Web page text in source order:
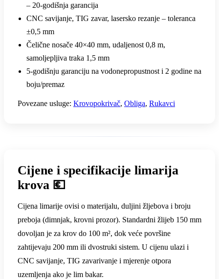
– 20-godišnja garancija
CNC savijanje, TIG zavar, lasersko rezanje – toleranca
±0,5 mm
Čelične nosače 40×40 mm, udaljenost 0,8 m,
samoljepljiva traka 1,5 mm
5-godišnju garanciju na vodonepropustnost i 2 godine na
boju/premaz
Povezane usluge: Krovopokrivač, Obliga, Rukavci
Cijene i specifikacije limarija
krova 💶
Cijena limarije ovisi o materijalu, duljini žljebova i broju
preboja (dimnjak, krovni prozor). Standardni žlijeb 150 mm
dovoljan je za krov do 100 m², dok veće površine
zahtijevaju 200 mm ili dvostruki sistem. U cijenu ulazi i
CNC savijanje, TIG zavarivanje i mjerenje otpora
uzemljenja ako je lim bakar.